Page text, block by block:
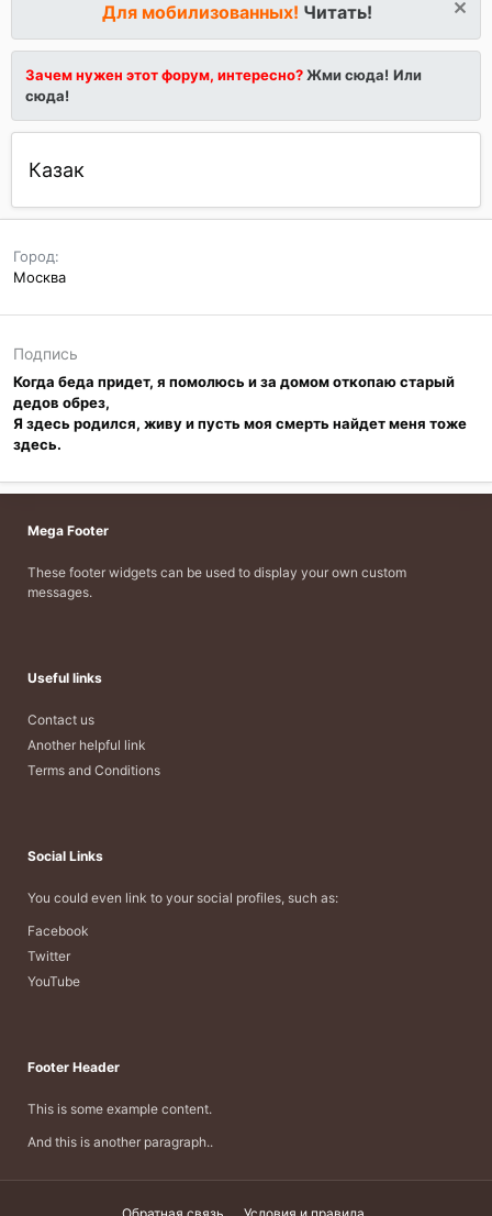
Для мобилизованных! Читать!
Зачем нужен этот форум, интересно?Жми сюда! Или
сюда!
Казак
Город
Москва
Подпись
Когда беда придет, я помолюсь и за домом откопаю старый
дедов обрез,
Я здесь родился, живу и пусть моя смерть найдет меня тоже
здесь.
Mega Footer
These footer widgets can be used to display your own custom
messages.
Useful links
Contact us
Another helpful link
Terms and Conditions
Social Links
You could even link to your social profiles, such as:
Facebook
Twitter
YouTube
Footer Header
This is some example content.
And this is another paragraph..